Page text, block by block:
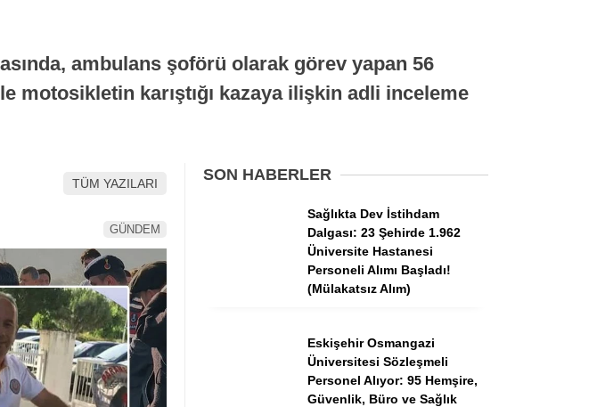
Tercih Robotu (Lisans)
Hattı
ambulans şoförü olarak görev yapan 56
motosikletin karıştığı kazaya ilişkin adli inceleme
TÜM YAZILARI
GÜNDEM
SON HABERLER
Sağlıkta Dev İstihdam
Dalgası: 23 Şehirde 1.962
Üniversite Hastanesi
Personeli Alımı Başladı!
(Mülakatsız Alım)
Eskişehir Osmangazi
Üniversitesi Sözleşmeli
Personel Alıyor: 95 Hemşire,
Güvenlik, Büro ve Sağlık